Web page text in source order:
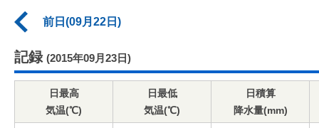
前日(09月22日)
記録 (2015年09月23日)
日最高
気温(℃)
日最低
気温(℃)
日積算
降水量(mm)